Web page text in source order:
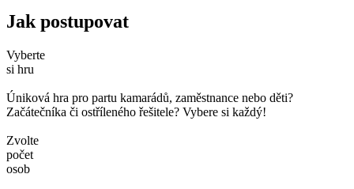
Jak postupovat
Vyberte
si hru
Úniková hra pro partu kamarádů, zaměstnance nebo děti?
Začátečníka či ostříleného řešitele? Vybere si každý!
Zvolte
počet
osob